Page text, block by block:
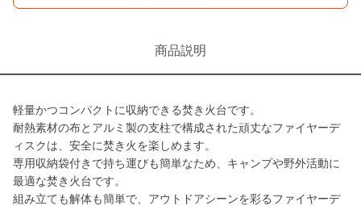
商品説明
軽量かつコンパクトに収納できる焚き火台です。
耐熱素材の布とアルミ製の支柱で構成された頑丈なファイヤーデ
ィスクは、安全に焚き火を楽しめます。
専用収納袋付きで持ち運びも簡単なため、キャンプや野外活動に
最適な焚き火台です。
組み立ても解体も簡単で、アウトドアシーンを彩るファイヤーデ